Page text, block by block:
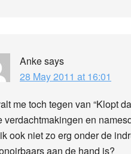
Ankesays
28 May 2011 at 16:01
me toch tegen van “Klopt
verdachtmakingen en
ook niet zo erg onder de
aan de hand is?